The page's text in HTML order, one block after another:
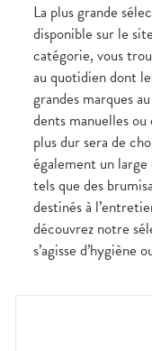
La plus grande
disponible sur le
catégorie, vous
au quotidien dont
grandes marques
dents manuelles
plus dur sera de
également un
tels que des
destinés à
découvrez notre
s’agisse d’hygiène